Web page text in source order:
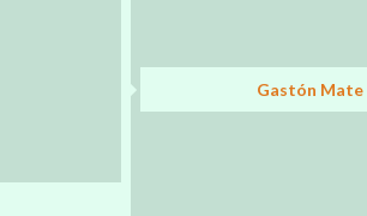
Gastón Mate